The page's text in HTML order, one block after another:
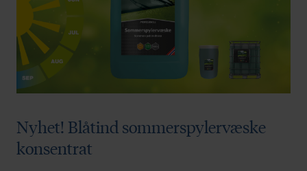
Nyhet! Blåtind sommerspylervæske
konsentrat